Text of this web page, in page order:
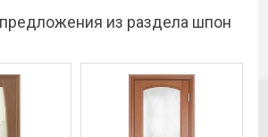
из раздела шпон